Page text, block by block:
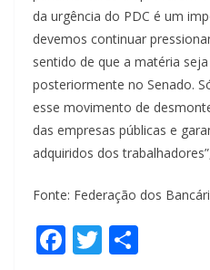
da urgência do PDC é um
devemos continuar
sentido de que a matéria
posteriormente no Senado.
esse movimento de
das empresas públicas e
adquiridos dos
Fonte: Federação dos
F T